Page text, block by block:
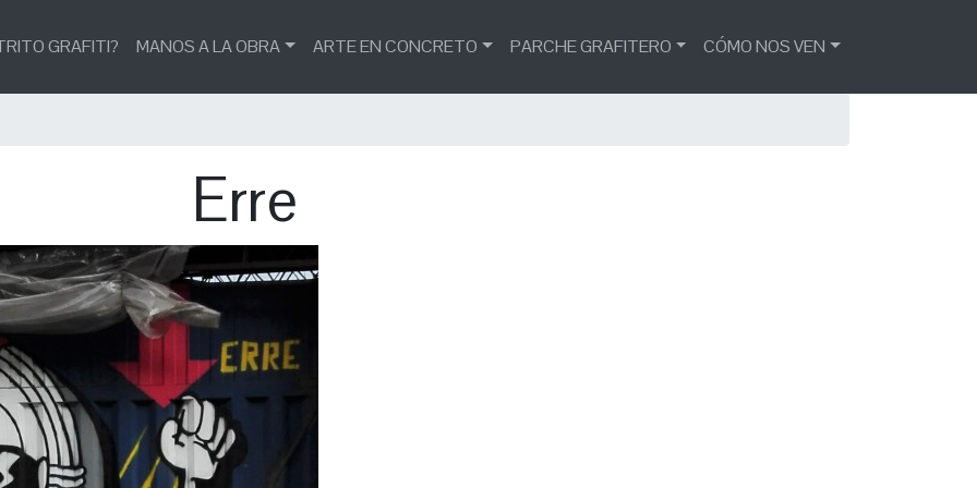
GRAFITI? MANOS A LA OBRA ARTE EN CONCRETO PARCHE GRAFITERO CÓMO NOS VEN
Erre